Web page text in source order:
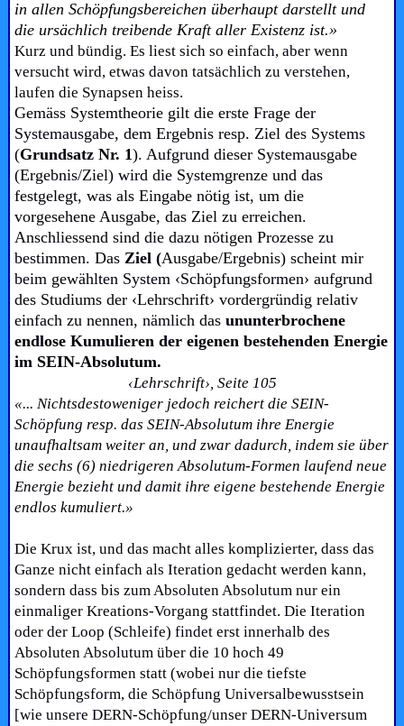
in allen Schöpfungsbereichen überhaupt darstellt und
die ursächlich treibende Kraft aller Existenz ist.»
Kurz und bündig. Es liest sich so einfach, aber wenn
versucht wird, etwas davon tatsächlich zu verstehen,
laufen die Synapsen heiss.
Gemäss Systemtheorie gilt die erste Frage der
Systemausgabe, dem Ergebnis resp. Ziel des Systems
(Grundsatz Nr. 1). Aufgrund dieser Systemausgabe
(Ergebnis/Ziel) wird die Systemgrenze und das
festgelegt, was als Eingabe nötig ist, um die
vorgesehene Ausgabe, das Ziel zu erreichen.
Anschliessend sind die dazu nötigen Prozesse zu
bestimmen. DasZiel (Ausgabe/Ergebnis) scheint mir
beim gewählten System ‹Schöpfungsformen› aufgrund
des Studiums der ‹Lehrschrift› vordergründig relativ
einfach zu nennen, nämlich dasununterbrochene
endlose Kumulieren der eigenen bestehenden Energie
im SEIN-Absolutum.
‹Lehrschrift›, Seite 105
«... Nichtsdestoweniger jedoch reichert die SEIN-
Schöpfung resp. das SEIN-Absolutum ihre Energie
unaufhaltsam weiter an, und zwar dadurch, indem sie über
die sechs (6) niedrigeren Absolutum-Formen laufend neue
Energie bezieht und damit ihre eigene bestehende Energie
endlos kumuliert.»
Die Krux ist, und das macht alles komplizierter, dass das
Ganze nicht einfach als Iteration gedacht werden kann,
sondern dass bis zum Absoluten Absolutum nur ein
einmaliger Kreations-Vorgang stattfindet. Die Iteration
oder der Loop (Schleife) findet erst innerhalb des
Absoluten Absolutum über die 10 hoch 49
Schöpfungsformen statt (wobei nur die tiefste
Schöpfungsform, die Schöpfung Universalbewusstsein
[wie unsere DERN-Schöpfung/unser DERN-Universum